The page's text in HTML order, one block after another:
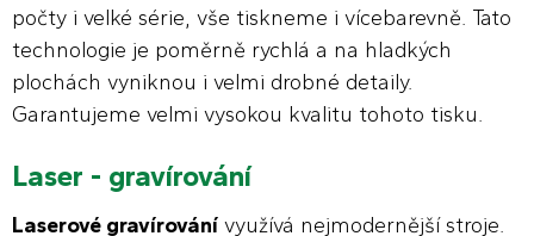
počty i velké série, vše tiskneme i vícebarevně. Tato
technologie je poměrně rychlá a na hladkých
plochách vyniknou i velmi drobné detaily.
Garantujeme velmi vysokou kvalitu tohoto tisku.
Laser - gravírování
Laserové gravírování využívá nejmodernější stroje.